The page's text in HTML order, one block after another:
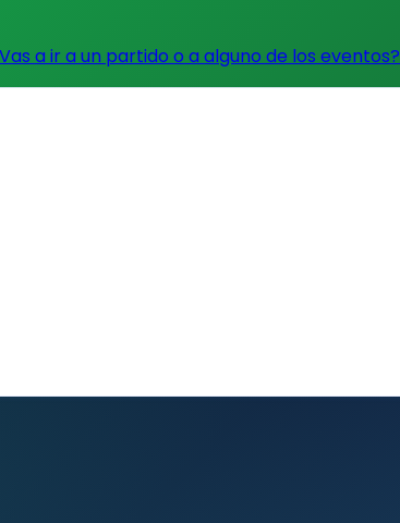
a ir a un partido o a alguno de los eventos?